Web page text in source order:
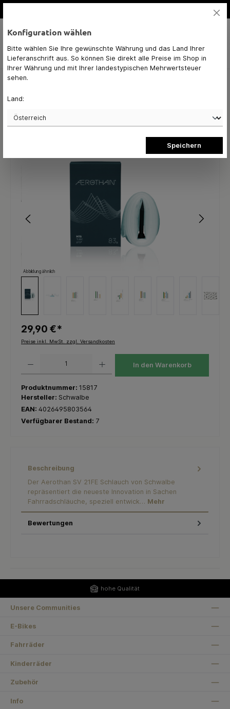
Navigation 0,00 €*
Schwalbe Schlauch Aerothan SV
Bildergalerie überspringen
Abbildung ähnlich
29,90 €*
Preise inkl. MwSt. zzgl. Versandkosten
In den Warenkorb
Produktnummer: 15817
Hersteller: Schwalbe
EAN: 4026495803564
Verfügbarer Bestand: 7
Beschreibung
Der Aerothan SV 21FE Schlauch von Schwalbe
repräsentiert die neueste Innovation in Sachen
Fahrradschläuche, speziell entwick… Mehr
Bewertungen
hohe Qualität
Unsere Communities
E-Bikes
Fahrräder
Kinderräder
Zubehör
Info
Konfiguration wählen
Bitte wählen Sie Ihre gewünschte Währung und das Land Ihrer
Lieferanschrift aus. So können Sie direkt alle Preise im Shop in
Ihrer Währung und mit Ihrer landestypischen Mehrwertsteuer
sehen.
Land:
Speichern